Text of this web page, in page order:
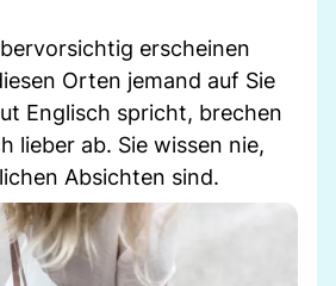
erscheinen
Orten jemand auf Sie
Englisch spricht, brechen
lieber ab. Sie wissen nie,
Absichten sind.